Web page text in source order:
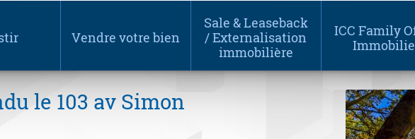
Vendre votre bien
Sale & Leaseback
/ Externalisation
immobilière
ICC Family
le 103 av Simon